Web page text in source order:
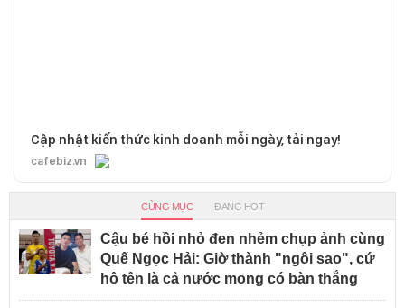
Cập nhật kiến thức kinh doanh mỗi ngày, tải ngay!
cafebiz.vn
CÙNG MỤC ĐANG HOT
Cậu bé hồi nhỏ đen nhẻm chụp ảnh cùng
Quế Ngọc Hải: Giờ thành "ngôi sao", cứ
hô tên là cả nước mong có bàn thắng